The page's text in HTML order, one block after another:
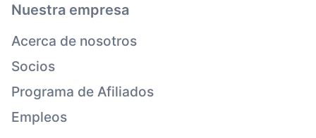
Nuestra empresa
Acerca de nosotros
Socios
Programa de Afiliados
Empleos